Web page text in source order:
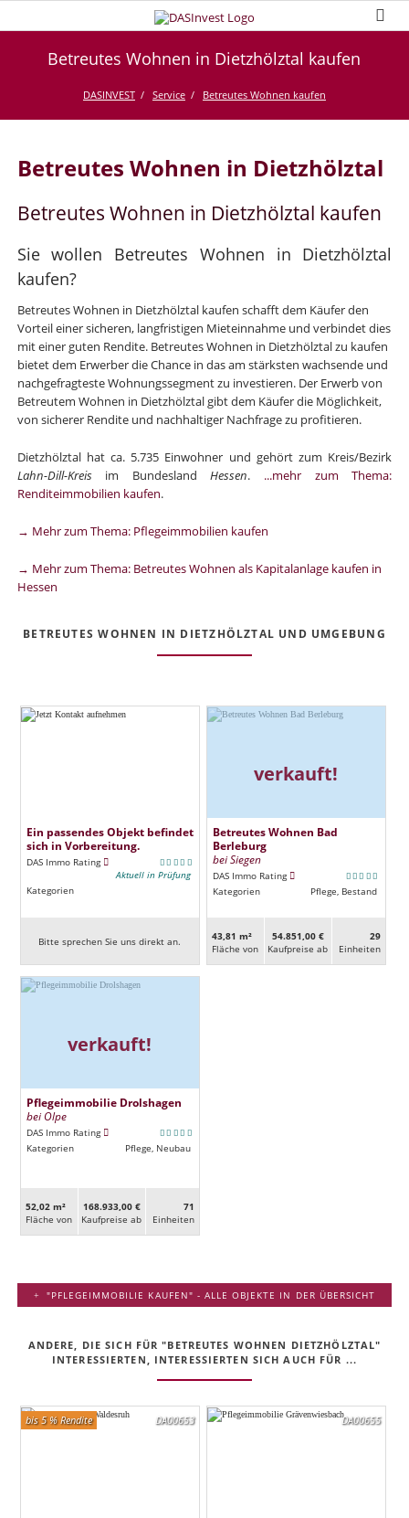
Betreutes Wohnen in Dietzhölztal kaufen
DASINVEST Service Betreutes Wohnen kaufen
Betreutes Wohnen in Dietzhölztal
Betreutes Wohnen in Dietzhölztal kaufen
Sie wollen Betreutes Wohnen in Dietzhölztal
kaufen?
Betreutes Wohnen in Dietzhölztal kaufen schafft dem Käufer den
Vorteil einer sicheren, langfristigen Mieteinnahme und verbindet dies
mit einer guten Rendite. Betreutes Wohnen in Dietzhölztal zu kaufen
bietet dem Erwerber die Chance in das am stärksten wachsende und
nachgefragteste Wohnungssegment zu investieren. Der Erwerb von
Betreutem Wohnen in Dietzhölztal gibt dem Käufer die Möglichkeit,
von sicherer Rendite und nachhaltiger Nachfrage zu profitieren.
Dietzhölztal hat ca. 5.735 Einwohner und gehört zum Kreis/Bezirk
Lahn-Dill-Kreisim BundeslandHessen. ...mehr zum Thema:
Renditeimmobilien kaufen.
→ Mehr zum Thema: Pflegeimmobilien kaufen
→ Mehr zum Thema: Betreutes Wohnen als Kapitalanlage kaufen in
Hessen
BETREUTES WOHNEN IN DIETZHÖLZTAL UND UMGEBUNG
Ein passendes Objekt befindet
sich in Vorbereitung.
DAS Immo Rating
Aktuell in Prüfung
Kategorien
Bitte sprechen Sie uns direkt an.
verkauft!
Betreutes Wohnen Bad
Berleburg
bei Siegen
DAS Immo Rating
Kategorien
Pflege, Bestand
43,81 m²
Fläche von
54.851,00 €
Kaufpreise ab
29
Ein­heiten
verkauft!
Pflegeimmobilie Drolshagen
bei Olpe
DAS Immo Rating
Kategorien
Pflege, Neubau
52,02 m²
Fläche von
168.933,00 €
Kaufpreise ab
71
Ein­heiten
"PFLEGEIMMOBILIE KAUFEN" - ALLE OBJEKTE IN DER ÜBERSICHT
ANDERE, DIE SICH FÜR "BETREUTES WOHNEN DIETZHÖLZTAL"
INTERESSIERTEN, INTERESSIERTEN SICH AUCH FÜR ...
DA00653
bis 5 % Rendite DA00655